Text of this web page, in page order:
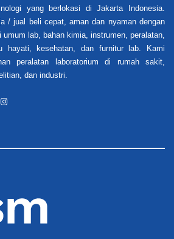
yang berlokasi di Jakarta Indonesia.
/ jual beli cepat, aman dan nyaman dengan
lab, bahan kimia, instrumen, peralatan,
hayati, kesehatan, dan furnitur lab. Kami
peralatan laboratorium di rumah sakit,
dan industri.